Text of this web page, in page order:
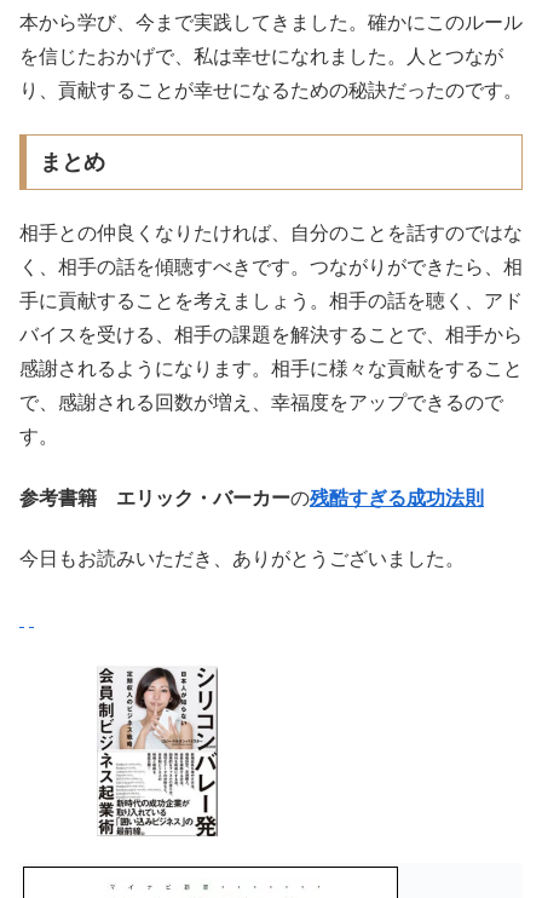
本から学び、今まで実践してきました。確かにこのルール
を信じたおかげで、私は幸せになれました。人とつなが
り、貢献することが幸せになるための秘訣だったのです。
まとめ
相手との仲良くなりたければ、自分のことを話すのではな
く、相手の話を傾聴すべきです。つながりができたら、相
手に貢献することを考えましょう。相手の話を聴く、アド
バイスを受ける、相手の課題を解決することで、相手から
感謝されるようになります。相手に様々な貢献をすること
で、感謝される回数が増え、幸福度をアップできるので
す。
参考書籍 エリック・バーカーの残酷すぎる成功法則
今日もお読みいただき、ありがとうございました。